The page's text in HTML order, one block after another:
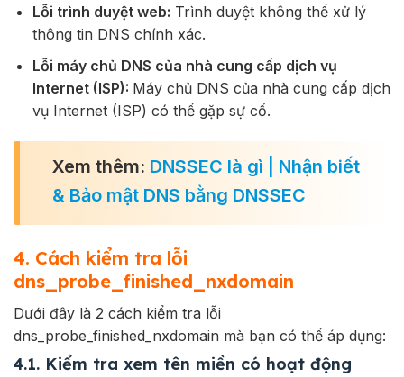
Lỗi trình duyệt web: Trình duyệt không thể xử lý
thông tin DNS chính xác.
Lỗi máy chủ DNS của nhà cung cấp dịch vụ
Internet (ISP): Máy chủ DNS của nhà cung cấp dịch
vụ Internet (ISP) có thể gặp sự cố.
Xem thêm: DNSSEC là gì | Nhận biết
& Bảo mật DNS bằng DNSSEC
4. Cách kiểm tra lỗi
dns_probe_finished_nxdomain
Dưới đây là 2 cách kiểm tra lỗi
dns_probe_finished_nxdomain mà bạn có thể áp dụng:
4.1. Kiểm tra xem tên miền có hoạt động